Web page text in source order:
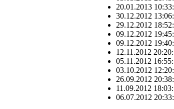
20.01.2013 10:33:
30.12.2012 13:06:
29.12.2012 18:52:
09.12.2012 19:45:
09.12.2012 19:40:
12.11.2012 20:20:
05.11.2012 16:55:
03.10.2012 12:20:
26.09.2012 20:38:
11.09.2012 18:03:
06.07.2012 20:33: